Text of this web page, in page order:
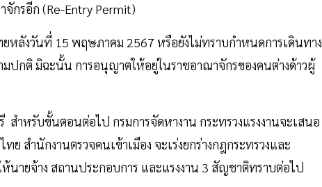
กรอีก (Re-Entry Permit)
ยหลังวันที่ 15 พฤษภาคม 2567 หรือยังไม่ทราบกำหนดการเดินทาง
ปกติ มิฉะนั้น การอนุญาตให้อยู่ในราชอาณาจักรของคนต่างด้าวผู้
ำหรับขั้นตอนต่อไป กรมการจัดหางาน กระทรวงแรงงานจะเสนอ
สำนักงานตรวจคนเข้าเมือง จะเร่งยกร่างกฎกระทรวงและ
นายจ้าง สถานประกอบการ และแรงงาน 3 สัญชาติทราบต่อไป